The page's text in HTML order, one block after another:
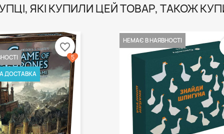
ЯКІ КУПИЛИ ЦЕЙ ТОВАР, ТАКОЖ
ДОСТАВКА
favorite_border
5
НЕМАЄ В НАЯВНОСТІ